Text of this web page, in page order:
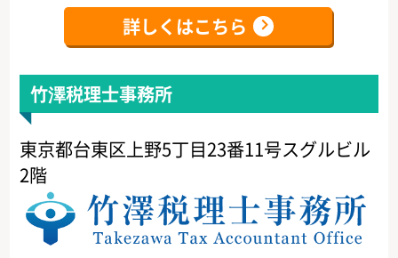
詳しくはこちら
竹澤税理士事務所
東京都台東区上野5丁目23番11号スグルビル
2階